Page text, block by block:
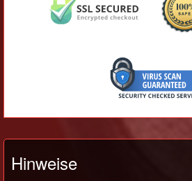
Hinweise